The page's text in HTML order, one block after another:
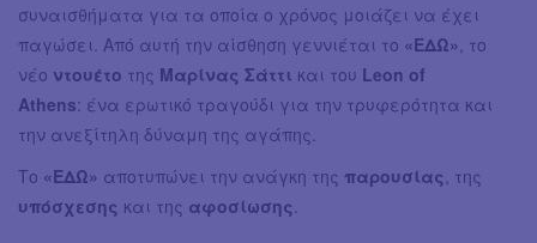
συναισθήματα για τα οποία ο χρόνος μοιάζει να έχει
παγώσει. Από αυτή την αίσθηση γεννιέται το «ΕΔΩ» , το
νέο ντουέτο της Μαρίνας Σάττι και του Leon of
Athens: ένα ερωτικό τραγούδι για την τρυφερότητα και
την ανεξίτηλη δύναμη της αγάπης.
Το «ΕΔΩ» αποτυπώνει την ανάγκη της παρουσίας , της
υπόσχεσης και της αφοσίωσης